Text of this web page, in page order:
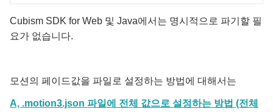
Cubism SDK for Web 및 Java에서는 명시적으로 파기할 필
요가 없습니다.
모션의 페이드값을 파일로 설정하는 방법에 대해서는
A, .motion3.json 파일에 전체 값으로 설정하는 방법 (전체